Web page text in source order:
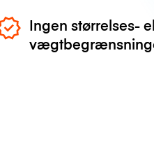
Ingen størrelses-